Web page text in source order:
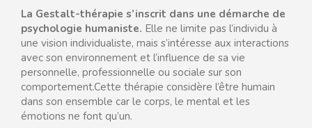
La Gestalt-thérapie s’inscrit dans une démarche de
psychologie humaniste. Elle ne limite pas l’individu à
une vision individualiste, mais s’intéresse aux interactions
avec son environnement et l’influence de sa vie
personnelle, professionnelle ou sociale sur son
comportement.Cette thérapie considère l’être humain
dans son ensemble car le corps, le mental et les
émotions ne font qu’un.